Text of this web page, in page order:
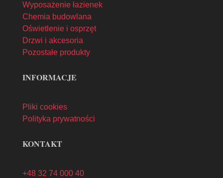
Wyposażenie łazienek
Chemia budowlana
Oświetlenie i osprzęt
Drzwi i akcesoria
Pozostałe produkty
INFORMACJE
Pliki cookies
Polityka prywatności
KONTAKT
+48 32 74 000 40